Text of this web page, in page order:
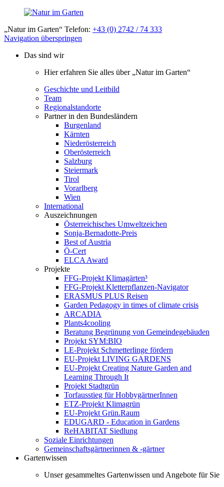
„Natur im Garten“ Telefon: +43 (0) 2742 / 74 333
Navigation überspringen
Das sind wir
Hier erfahren Sie alles über „Natur im Garten“
Geschichte und Leitbild
Team
Regionalstandorte
Partner in den Bundesländern
Burgenland
Kärnten
Niederösterreich
Oberösterreich
Salzburg
Steiermark
Tirol
Vorarlberg
Wien
International
Auszeichnungen
Österreichisches Umweltzeichen
Sonja-Bernadotte-Preis
Best of Austria
Ö-Cert
ELCA Award
Projekte
FFG-Projekt Klimagärten³
FFG-Projekt Kletterpflanzen-Navigator
ERASMUS PLUS Reisen
Garden Pedagogy in times of climate crisis
ARCADIA
Plants4cooling
Beratung Begrünung von Gemeindegebäuden
Projekt SYM:BIO
LE-Projekt Schmetterlinge fördern
EU-Projekt LIVING GARDENS
EU-Projekt Creating Nature Garden and
Learning Through It
Projekt Stadtgrün
Torfausstieg für HobbygärtnerInnen
ETZ-Projekt Klimagrün
EU-Projekt Grün.Raum
EDUGARD - Education in Gardens
ReHABITAT Siedlung
Soziale Einrichtungen
Gemeinschaftsgärtnerinnen & -gärtner
Gartenwissen
Unser gesammeltes Gartenwissen und Angebote für Sie